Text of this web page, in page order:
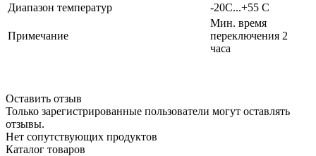
Диапазон температур
-20C...+55 C
Примечание
Мин. время
переключения 2
часа
Оставить отзыв
Только зарегистрированные пользователи могут оставлять
отзывы.
Нет сопутствующих продуктов
Каталог товаров